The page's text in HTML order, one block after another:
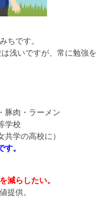
ちです。
浅いですが、常に勉強を
豚肉・ラーメン
学校
共学の高校に）
。
減らしたい。
提供。